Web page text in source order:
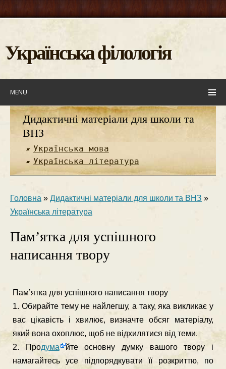
Українська філологія
MENU
Дидактичні матеріали для школи та
ВНЗ
Українська мова
Українська література
Головна » Дидактичні матеріали для школи та ВНЗ »
Українська література
Пам’ятка для успішного
написання твору
Пам’ятка для успішного написання твору
1. Обирайте тему не найлегшу, а таку, яка викликає у
вас цікавість і хвилює, визначте обсяг матеріалу,
який вона охоплює, щоб не відхилятися від теми.
2. Продума
йте основну думку вашого твору і
намагайтесь усе підпорядкувати її розкриттю, по